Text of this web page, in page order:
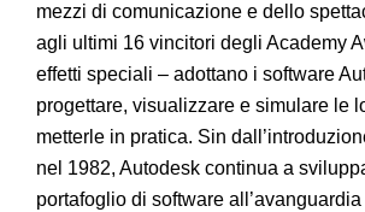
mezzi di comunicazione e dello
agli ultimi 16 vincitori degli Academy
effetti speciali – adottano i software
progettare, visualizzare e simulare le
metterle in pratica. Sin
nel 1982, Autodesk continua a
portafoglio di software